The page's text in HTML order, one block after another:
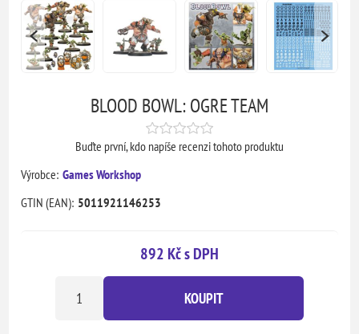
BLOOD BOWL: OGRE TEAM
Buďte první, kdo napíše recenzi tohoto produktu
Výrobce: Games Workshop
GTIN (EAN): 5011921146253
892 Kč s DPH
KOUPIT